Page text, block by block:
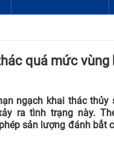
quá mức vùng
ngạch khai thác thủy
ra tình trạng này.
sản lượng đánh bắt